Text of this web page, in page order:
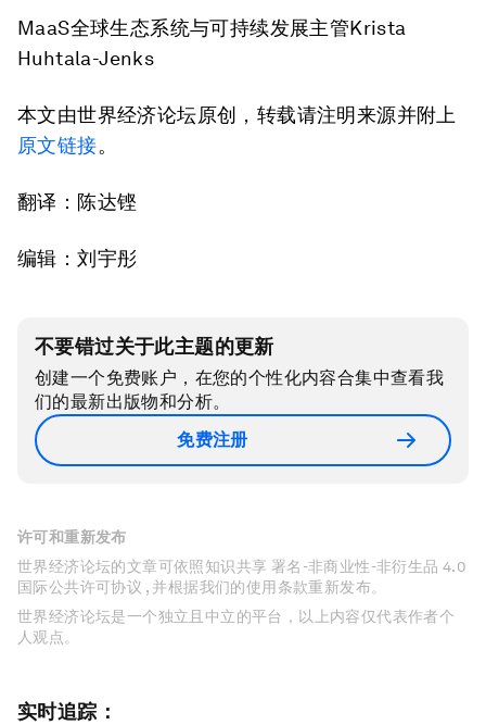
MaaS全球生态系统与可持续发展主管Krista
Huhtala-Jenks
本文由世界经济论坛原创，转载请注明来源并附上
原文链接。
翻译：陈达铿
编辑：刘宇彤
不要错过关于此主题的更新
创建一个免费账户，在您的个性化内容合集中查看我
们的最新出版物和分析。
免费注册
许可和重新发布
世界经济论坛的文章可依照知识共享 署名-非商业性-非衍生品 4.0
国际公共许可协议 , 并根据我们的使用条款重新发布。
世界经济论坛是一个独立且中立的平台，以上内容仅代表作者个
人观点。
实时追踪：